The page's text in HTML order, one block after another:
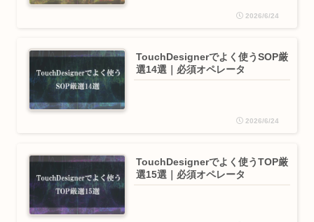
2026/6/24
TouchDesignerでよく使うSOP厳
選14選｜必須オペレータ
2026/6/24
TouchDesignerでよく使うTOP厳
選15選｜必須オペレータ